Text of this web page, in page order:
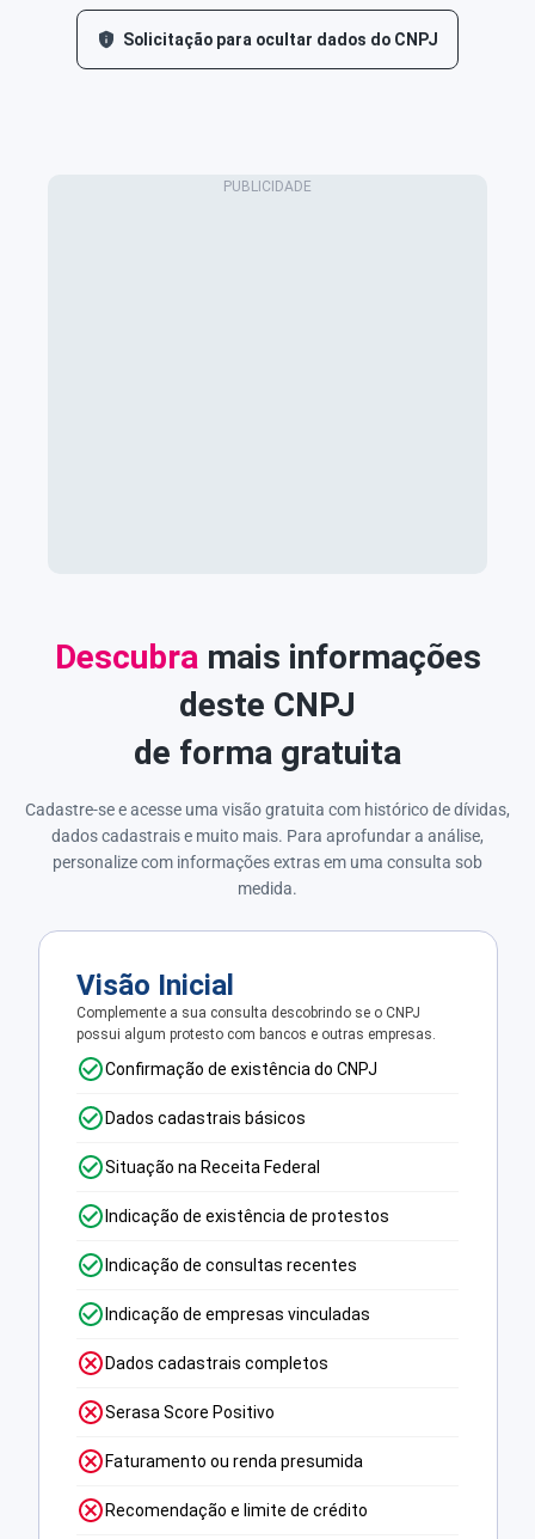
Solicitação para ocultar dados do CNPJ
Descubra mais informações
deste CNPJ
de forma gratuita
Cadastre-se e acesse uma visão gratuita com histórico de dívidas,
dados cadastrais e muito mais. Para aprofundar a análise,
personalize com informações extras em uma consulta sob
medida.
Visão Inicial
Complemente a sua consulta descobrindo se o CNPJ
possui algum protesto com bancos e outras empresas.
Confirmação de existência do CNPJ
Dados cadastrais básicos
Situação na Receita Federal
Indicação de existência de protestos
Indicação de consultas recentes
Indicação de empresas vinculadas
Dados cadastrais completos
Serasa Score Positivo
Faturamento ou renda presumida
Recomendação e limite de crédito